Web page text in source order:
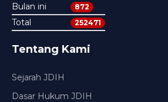
Bulan ini 872
Total 252471
Tentang Kami
Sejarah JDIH
Dasar Hukum JDIH